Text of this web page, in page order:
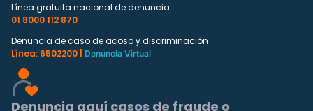
Línea gratuita nacional de denuncia
01 8000 112 870
Denuncia de caso de acoso y discriminación
Línea: 6502200 |
Denuncia Virtual
Denuncia aquí casos de fraude o